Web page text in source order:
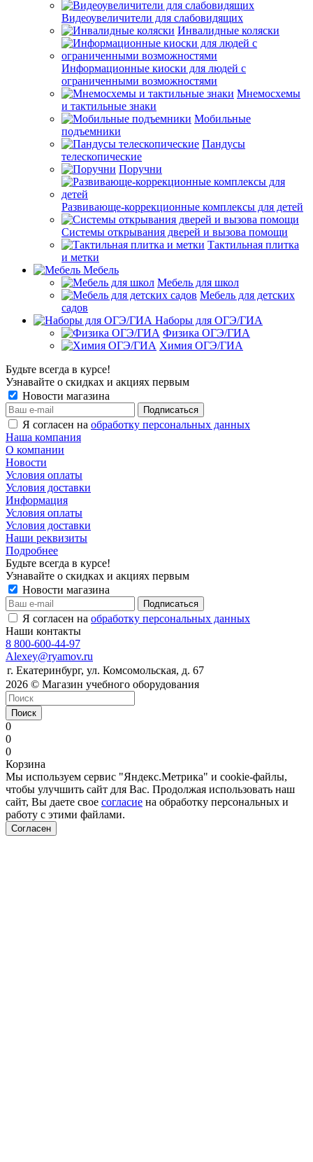
Видеоувеличители для слабовидящих
Инвалидные коляски
Информационные киоски для людей с
ограниченными возможностями
Мнемосхемы
и тактильные знаки
Мобильные
подъемники
Пандусы
телескопические
Поручни
Развивающе-коррекционные комплексы для детей
Системы открывания дверей и вызова помощи
Тактильная плитка
и метки
Мебель
Мебель для школ
Мебель для детских
садов
Наборы для ОГЭ/ГИА
Физика ОГЭ/ГИА
Химия ОГЭ/ГИА
Будьте всегда в курсе!
Узнавайте о скидках и акциях первым
Новости магазина
Я согласен на обработку персональных данных
Наша компания
О компании
Новости
Условия оплаты
Условия доставки
Информация
Условия оплаты
Условия доставки
Наши реквизиты
Подробнее
Будьте всегда в курсе!
Узнавайте о скидках и акциях первым
Новости магазина
Я согласен на обработку персональных данных
Наши контакты
8 800-600-44-97
Alexey@ryamov.ru
г. Екатеринбург, ул. Комсомольская, д. 67
2026 © Магазин учебного оборудования
Поиск
0
0
0
Корзина
Мы используем сервис "Яндекс.Метрика" и cookie-файлы,
чтобы улучшить сайт для Вас. Продолжая использовать наш
сайт, Вы даете свое согласие на обработку персональных и
работу с этими файлами.
Согласен